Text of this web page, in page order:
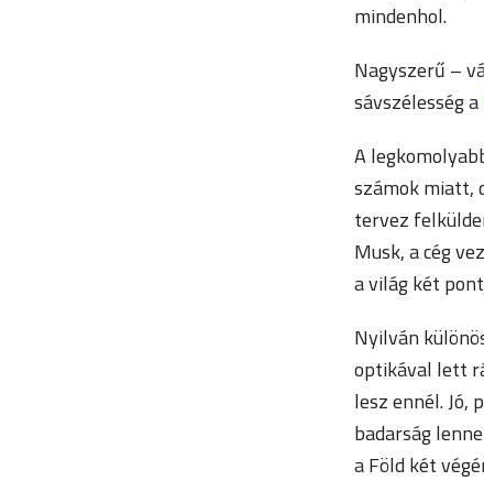
mindenhol.
Nagyszerű –
sávszélesség a
A
számok miatt,
tervez
Musk, a cég
a világ két
Nyilván
optikával lett
lesz ennél. Jó,
badarság
a Föld két